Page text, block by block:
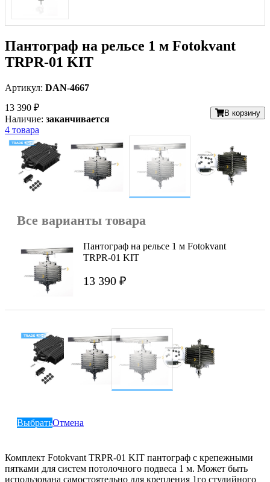
Пантограф на рельсе 1 м Fotokvant
TRPR-01 KIT
Артикул: DAN-4667
13 390 ₽
Наличие: заканчивается
В корзину
4 товара
Все варианты товара
Пантограф на рельсе 1 м Fotokvant
TRPR-01 KIT
13 390 ₽
ВыбратьОтмена
Комплект Fotokvant TRPR-01 KIT пантограф с крепежными
пятками для систем потолочного подвеса 1 м. Может быть
использована самостоятельно для крепления 1го студийного